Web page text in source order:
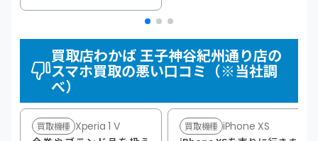
買取店わかば 王子神谷紀州通り店の
スマホ買取の悪い口コミ（※当社調
べ）
買取機種 Xperia 1 V
買取機種 iPhone XS